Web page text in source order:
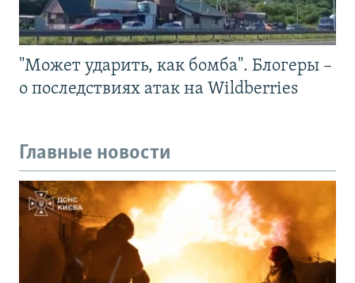
"Может ударить, как бомба". Блогеры –
о последствиях атак на Wildberries
Главные новости